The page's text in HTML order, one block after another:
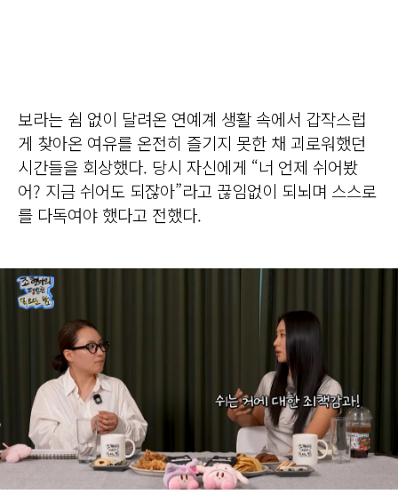
보라는 쉼 없이 달려온 연예계 생활 속에서 갑작스럽
게 찾아온 여유를 온전히 즐기지 못한 채 괴로워했던
시간들을 회상했다. 당시 자신에게 “너 언제 쉬어봤
어? 지금 쉬어도 되잖아”라고 끊임없이 되뇌며 스스로
를 다독여야 했다고 전했다.